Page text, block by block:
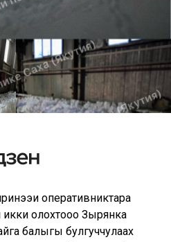
оперативниктара
олохтооҕо Зырянка
балыгы булгуччулаах